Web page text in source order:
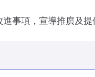
事項，宣導推廣及提